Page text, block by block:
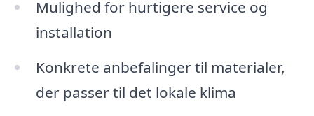
Mulighed for hurtigere service og
installation
Konkrete anbefalinger til materialer,
der passer til det lokale klima